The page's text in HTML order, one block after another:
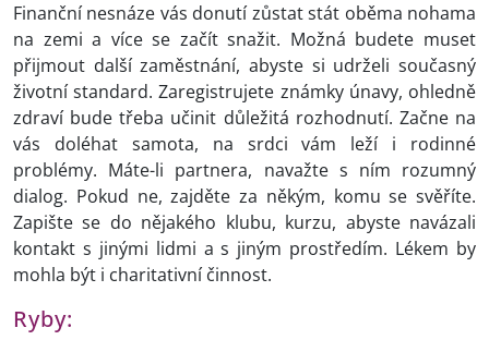
Finanční nesnáze vás donutí zůstat stát oběma nohama
na zemi a více se začít snažit. Možná budete muset
přijmout další zaměstnání, abyste si udrželi současný
životní standard. Zaregistrujete známky únavy, ohledně
zdraví bude třeba učinit důležitá rozhodnutí. Začne na
vás doléhat samota, na srdci vám leží i rodinné
problémy. Máte-li partnera, navažte s ním rozumný
dialog. Pokud ne, zajděte za někým, komu se svěříte.
Zapište se do nějakého klubu, kurzu, abyste navázali
kontakt s jinými lidmi a s jiným prostředím. Lékem by
mohla být i charitativní činnost.
Ryby: